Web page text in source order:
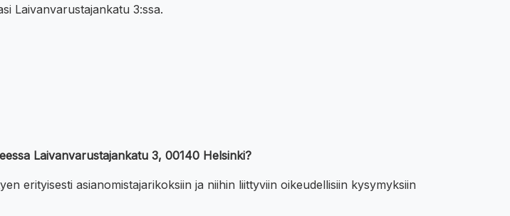
Laivanvarustajankatu 3:ssa.
Laivanvarustajankatu 3, 00140 Helsinki?
erityisesti asianomistajarikoksiin ja niihin liittyviin oikeudellisiin kysymyksiin